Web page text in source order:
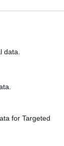
data.
for Targeted
Informacja o